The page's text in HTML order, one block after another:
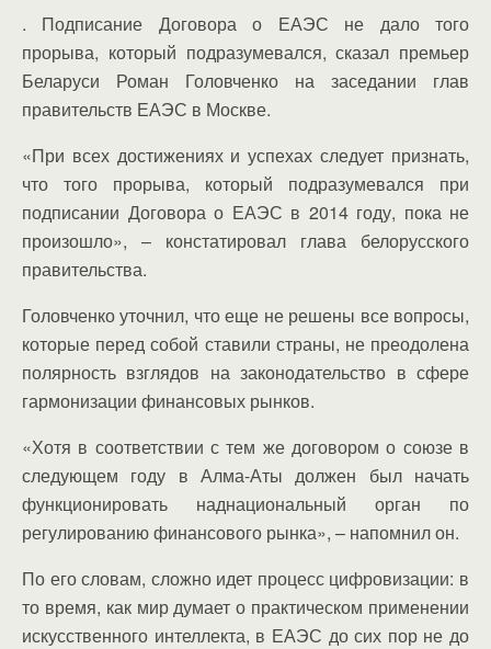
. Подписание Договора о ЕАЭС не дало того
прорыва, который подразумевался, сказал премьер
Беларуси Роман Головченко на заседании глав
правительств ЕАЭС в Москве.
«При всех достижениях и успехах следует признать,
что того прорыва, который подразумевался при
подписании Договора о ЕАЭС в 2014 году, пока не
произошло», – констатировал глава белорусского
правительства.
Головченко уточнил, что еще не решены все вопросы,
которые перед собой ставили страны, не преодолена
полярность взглядов на законодательство в сфере
гармонизации финансовых рынков.
«Хотя в соответствии с тем же договором о союзе в
следующем году в Алма-Аты должен был начать
функционировать наднациональный орган по
регулированию финансового рынка», – напомнил он.
По его словам, сложно идет процесс цифровизации: в
то время, как мир думает о практическом применении
искусственного интеллекта, в ЕАЭС до сих пор не до